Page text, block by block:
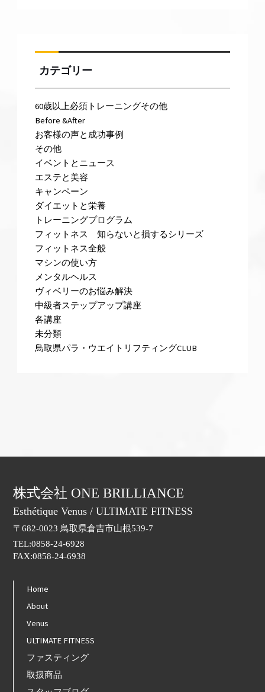
カテゴリー
60歳以上必須トレーニングその他
Before &After
お客様の声と成功事例
その他
イベントとニュース
エステと美容
キャンペーン
ダイエットと栄養
トレーニングプログラム
フィットネス 知らないと損するシリーズ
フィットネス全般
マシンの使い方
メンタルヘルス
ヴィベリーのお悩み解決
中級者ステップアップ講座
各講座
未分類
鳥取県パラ・ウエイトリフティングCLUB
株式会社 ONE BRILLIANCE
Esthétique Venus / ULTIMATE FITNESS
〒682-0023 鳥取県倉吉市山根539-7
TEL:0858-24-6928
FAX:0858-24-6938
Home
About
Venus
ULTIMATE FITNESS
ファスティング
取扱商品